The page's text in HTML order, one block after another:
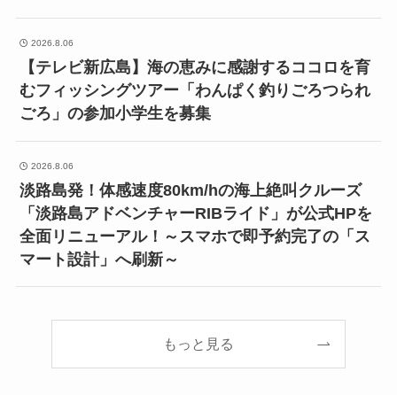
2026.8.06
【テレビ新広島】海の恵みに感謝するココロを育
むフィッシングツアー「わんぱく釣りごろつられ
ごろ」の参加小学生を募集
2026.8.06
淡路島発！体感速度80km/hの海上絶叫クルーズ
「淡路島アドベンチャーRIBライド」が公式HPを
全面リニューアル！～スマホで即予約完了の「ス
マート設計」へ刷新～
もっと見る